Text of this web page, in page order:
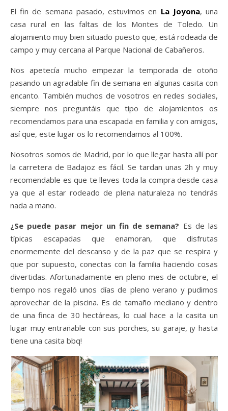
El fin de semana pasado, estuvimos en La Joyona, una
casa rural en las faltas de los Montes de Toledo. Un
alojamiento muy bien situado puesto que, está rodeada de
campo y muy cercana al Parque Nacional de Cabañeros.
Nos apetecía mucho empezar la temporada de otoño
pasando un agradable fin de semana en algunas casita con
encanto. También muchos de vosotros en redes sociales,
siempre nos preguntáis que tipo de alojamientos os
recomendamos para una escapada en familia y con amigos,
así que, este lugar os lo recomendamos al 100%.
Nosotros somos de Madrid, por lo que llegar hasta allí por
la carretera de Badajoz es fácil. Se tardan unas 2h y muy
recomendable es que te lleves toda la compra desde casa
ya que al estar rodeado de plena naturaleza no tendrás
nada a mano.
¿Se puede pasar mejor un fin de semana? Es de las
típicas escapadas que enamoran, que disfrutas
enormemente del descanso y de la paz que se respira y
que por supuesto, conectas con la familia haciendo cosas
divertidas. Afortunadamente en pleno mes de octubre, el
tiempo nos regaló unos días de pleno verano y pudimos
aprovechar de la piscina. Es de tamaño mediano y dentro
de una finca de 30 hectáreas, lo cual hace a la casita un
lugar muy entrañable con sus porches, su garaje, ¡y hasta
tiene una casita bbq!